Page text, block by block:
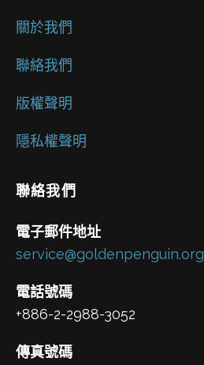
關於我們
聯絡我們
版權聲明
隱私權聲明
聯絡我們
電子郵件地址
service@goldenpenguin.org
電話號碼
+886-2-2988-3052
傳真號碼